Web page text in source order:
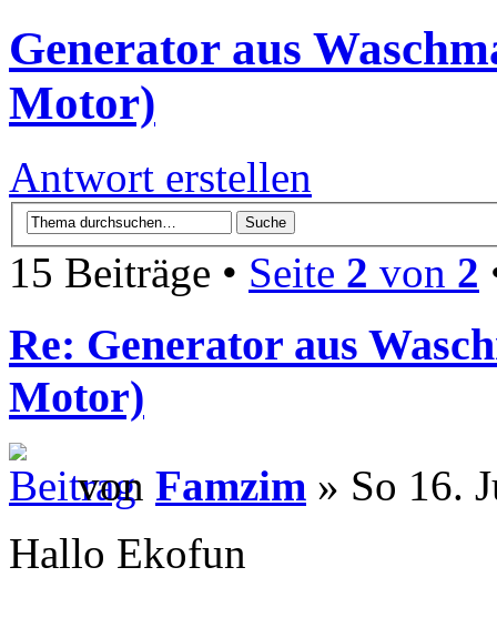
Generator aus
Motor)
Antwort erstellen
15 Beiträge • Seite 2 von 2
Re: Generator aus
Motor)
von Famzim » So 16.
Hallo Ekofun